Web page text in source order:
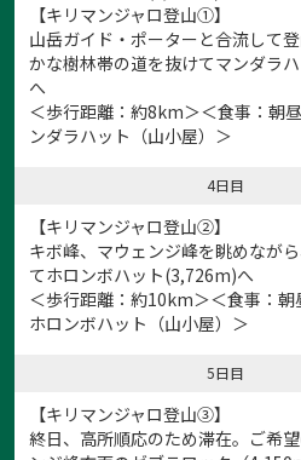
【キリマンジャロ登山①】
山岳ガイド・ポーターと合流して
かな樹林帯の道を抜けてマンダラ
へ
＜歩行距離：約8km＞＜食事：朝
ンダラハット（山小屋）＞
4日目
【キリマンジャロ登山②】
キボ峰、マウェンジ峰を眺めなが
てホロンボハット(3,726m)へ
＜歩行距離：約10km＞＜食事：朝
ホロンボハット（山小屋）＞
5日目
【キリマンジャロ登山③】
終日、高所順応のため滞在。ご希